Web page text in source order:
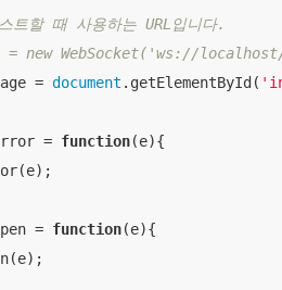
트할 때 사용하는 URL입니다.
= new WebSocket('ws://
= document .getElementById(
=
function(e){
=
function(e){